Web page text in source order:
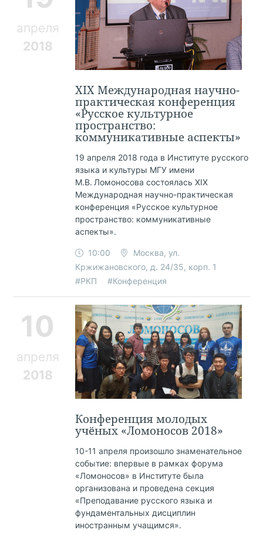
апреля
2018
XIX Международная научно-
практическая конференция
«Русское культурное
пространство:
коммуникативные аспекты»
19 апреля 2018 года в Институте русского
языка и культуры МГУ имени
М.В. Ломоносова состоялась XIX
Международная научно-практическая
конференция «Русское культурное
пространство: коммуникативные
аспекты».
10:00
Москва, ул.
Кржижановского, д. 24/35, корп. 1
#РКП
#Конференция
10
апреля
2018
Конференция молодых
учёных «Ломоносов 2018»
10-11 апреля произошло знаменательное
событие: впервые в рамках форума
«Ломоносов» в Институте была
организована и проведена секция
«Преподавание русского языка и
фундаментальных дисциплин
иностранным учащимся».